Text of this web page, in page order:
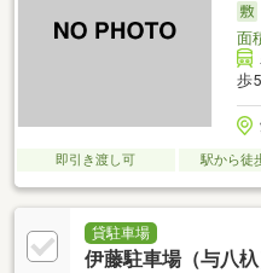
面
歩
即引き渡し可 駅から徒
貸駐車場
伊藤駐車場（与八杁